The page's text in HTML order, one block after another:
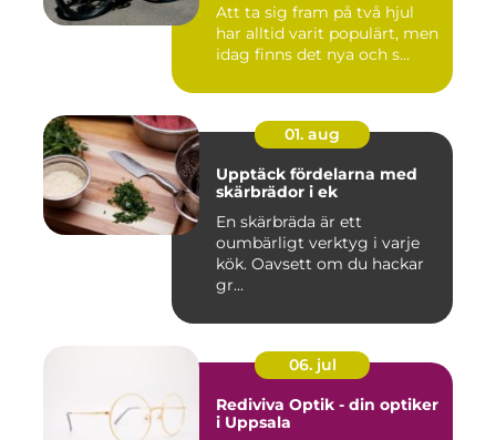
Att ta sig fram på två hjul
har alltid varit populärt, men
idag finns det nya och s...
01. aug
Upptäck fördelarna med
skärbrädor i ek
En skärbräda är ett
oumbärligt verktyg i varje
kök. Oavsett om du hackar
gr...
06. jul
Rediviva Optik - din optiker
i Uppsala